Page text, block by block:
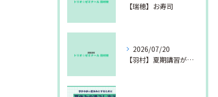
【瑞穂】お寿司
2026/07/20
【羽村】夏期講習が始まりました